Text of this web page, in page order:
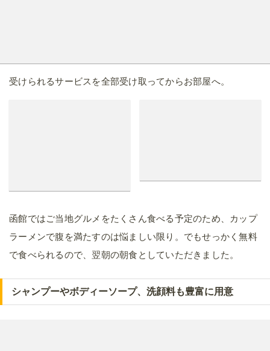
受けられるサービスを全部受け取ってからお部屋へ。
函館ではご当地グルメをたくさん食べる予定のため、カップ
ラーメンで腹を満たすのは悩ましい限り。でもせっかく無料
で食べられるので、翌朝の朝食としていただきました。
シャンプーやボディーソープ、洗顔料も豊富に用意